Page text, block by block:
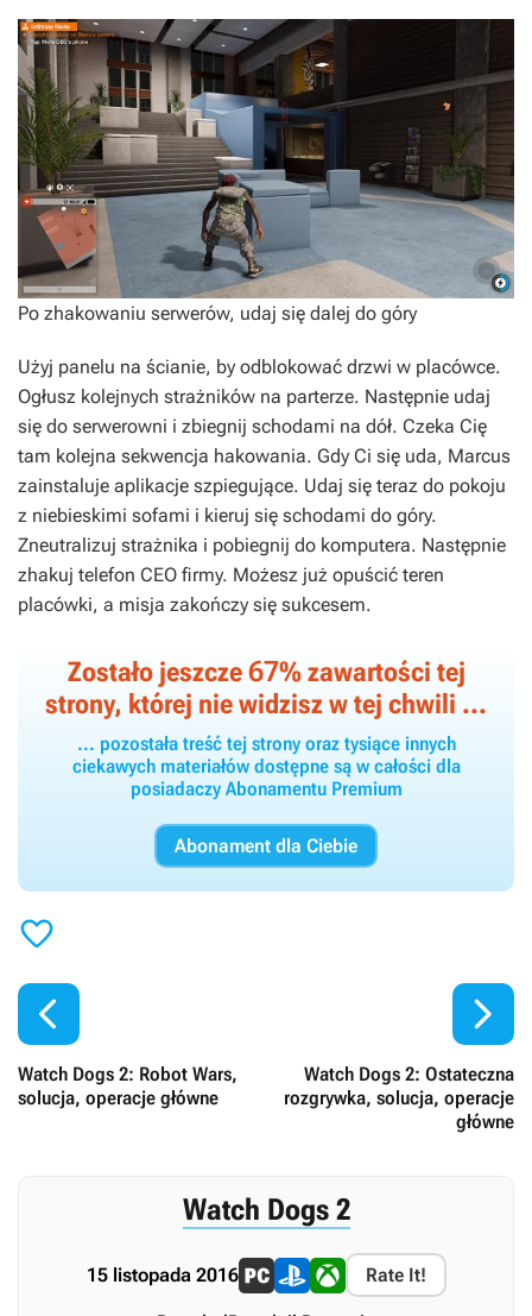
Po zhakowaniu serwerów, udaj się dalej do góry
Użyj panelu na ścianie, by odblokować drzwi w placówce.
Ogłusz kolejnych strażników na parterze. Następnie udaj
się do serwerowni i zbiegnij schodami na dół. Czeka Cię
tam kolejna sekwencja hakowania. Gdy Ci się uda, Marcus
zainstaluje aplikacje szpiegujące. Udaj się teraz do pokoju
z niebieskimi sofami i kieruj się schodami do góry.
Zneutralizuj strażnika i pobiegnij do komputera. Następnie
zhakuj telefon CEO firmy. Możesz już opuścić teren
placówki, a misja zakończy się sukcesem.
Zostało jeszcze67% zawartości tej
strony, której nie widzisz w tej chwili ...
... pozostała treść tej strony oraz tysiące innych
ciekawych materiałów dostępne są w całości dla
posiadaczy Abonamentu Premium
Abonament dla Ciebie


Watch Dogs 2: Robot Wars,
solucja, operacje główne
Watch Dogs 2: Ostateczna
rozgrywka, solucja, operacje
główne

Watch Dogs 2
15 listopada 2016 Rate It!